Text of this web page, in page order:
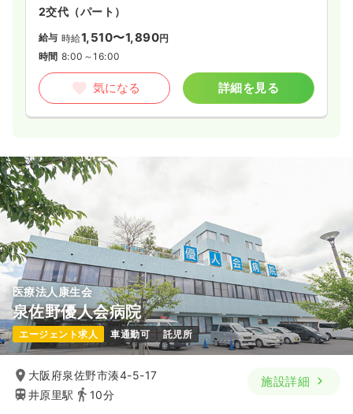
気になる
透析正・准看護師
一時募集休止
時間 8:00～17:00
ブランク可
気になる
2交代（パート）
給与 時給1,510〜1,890円
時間 8:00～16:00
気になる 詳細を見る
医療法人康生会
泉佐野優人会病院
エージェント求人 車通勤可 託児所
大阪府泉佐野市湊4-5-17
井原里駅
10分
施設詳細